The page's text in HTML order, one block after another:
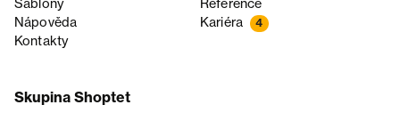
Šablony
Reference
Nápověda
Kariéra 4
Kontakty
Skupina Shoptet